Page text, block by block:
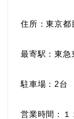
住所：東京都
最寄駅：東急
駐車場：2台
営業時間：１